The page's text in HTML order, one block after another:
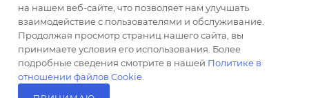
2026 © Полиграф кит - интернет-магазин
на нашем веб-сайте, что позволяет нам улучшать
взаимодействие с пользователями и обслуживание.
Продолжая просмотр страниц нашего сайта, вы
принимаете условия его использования. Более
подробные сведения смотрите в нашей Политике в
отношении файлов Cookie